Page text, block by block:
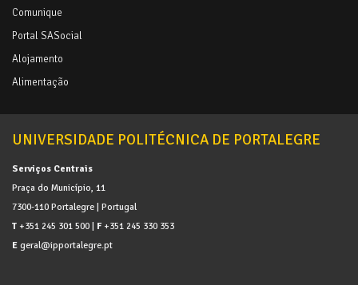
Comunique
Portal SASocial
Alojamento
Alimentação
UNIVERSIDADE POLITÉCNICA DE PORTALEGRE
Serviços Centrais
Praça do Município, 11
7300-110 Portalegre | Portugal
T +351 245 301 500 | F +351 245 330 353
E geral@ipportalegre.pt